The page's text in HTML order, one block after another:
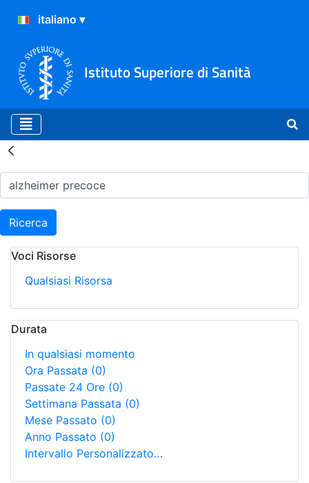
Istituto Superiore di Sanità
Risultati della Ricerca -
Ricerca
Voci Risorse
Qualsiasi Risorsa
Durata
In qualsiasi momento
Ora Passata (0)
Passate 24 Ore (0)
Settimana Passata (0)
Mese Passato (0)
Anno Passato (0)
Intervallo Personalizzato…